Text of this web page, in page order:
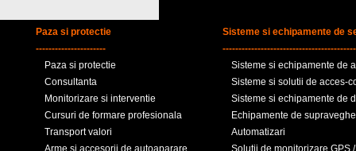
Paza si protectie
----------------------
Paza si protectie
Consultanta
Monitorizare si interventie
Cursuri de formare profesionala
Transport valori
Arme si accesorii de autoaparare
Sisteme si echipamente de
Sisteme si echipamente de
Sisteme si solutii de acces-
Sisteme si echipamente de
Echipamente de
Automatizari
Solutii de monitorizare GPS